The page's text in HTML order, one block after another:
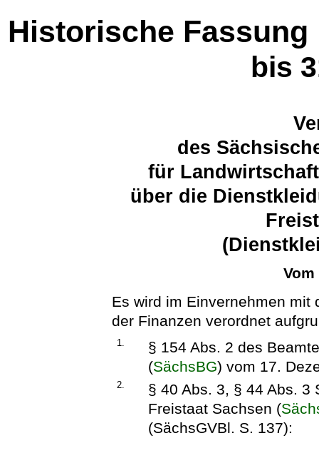
Historische Fassung
bis
des
für
über die
Es wird im Einvernehmen mit
der Finanzen verordnet
1.
§ 154 Abs. 2 des
(SächsBG) vom 17.
2.
§ 40 Abs. 3, § 44 Abs. 3
Freistaat Sachsen (
(SächsGVBl. S. 137):